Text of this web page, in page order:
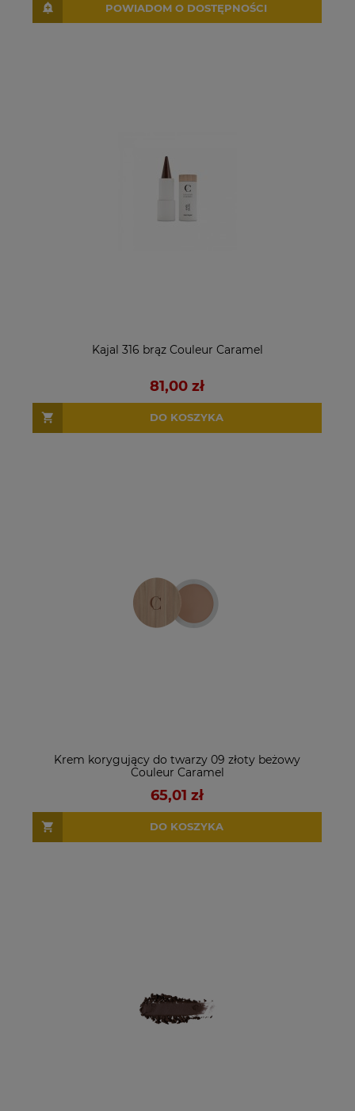
POWIADOM O DOSTĘPNOŚCI
Kajal 316 brąz Couleur Caramel
81,00 zł
DO KOSZYKA
Krem korygujący do twarzy 09 złoty beżowy
Couleur Caramel
65,01 zł
DO KOSZYKA